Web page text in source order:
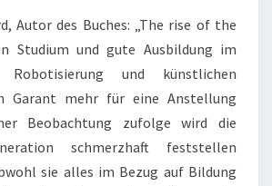
Autor des Buches: „The rise of the
Studium und gute Ausbildung im
und künstlichen
Garant mehr für eine Anstellung
Beobachtung zufolge wird die
schmerzhaft feststellen
sie alles im Bezug auf Bildung